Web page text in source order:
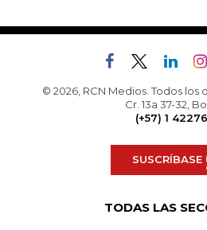
© 2026, RCN Medios. Todos los
Cr. 13a 37-32,
(+57) 1
SUSCRÍBASE
TODAS LAS